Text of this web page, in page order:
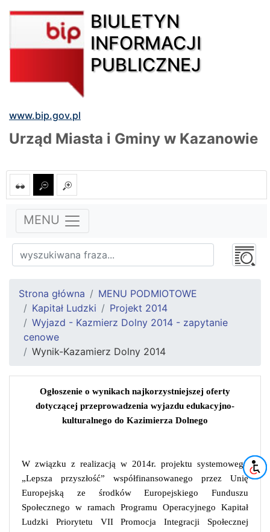
BIULETYN
INFORMACJI
PUBLICZNEJ
www.bip.gov.pl
Urząd Miasta i Gminy w Kazanowie
MENU
Strona główna
MENU PODMIOTOWE
Kapitał Ludzki
Projekt 2014
Wyjazd - Kazmierz Dolny 2014 - zapytanie
cenowe
Wynik-Kazamierz Dolny 2014
Ogłoszenie o wynikach najkorzystniejszej oferty
dotyczącej przeprowadzenia wyjazdu edukacyjno-
kulturalnego do Kazimierza Dolnego
W związku z realizacją w 2014r. projektu systemowego
„Lepsza przyszłość” współfinansowanego przez Unię
Europejską ze środków Europejskiego Funduszu
Społecznego w ramach Programu Operacyjnego Kapitał
Ludzki Priorytetu VII Promocja Integracji Społecznej